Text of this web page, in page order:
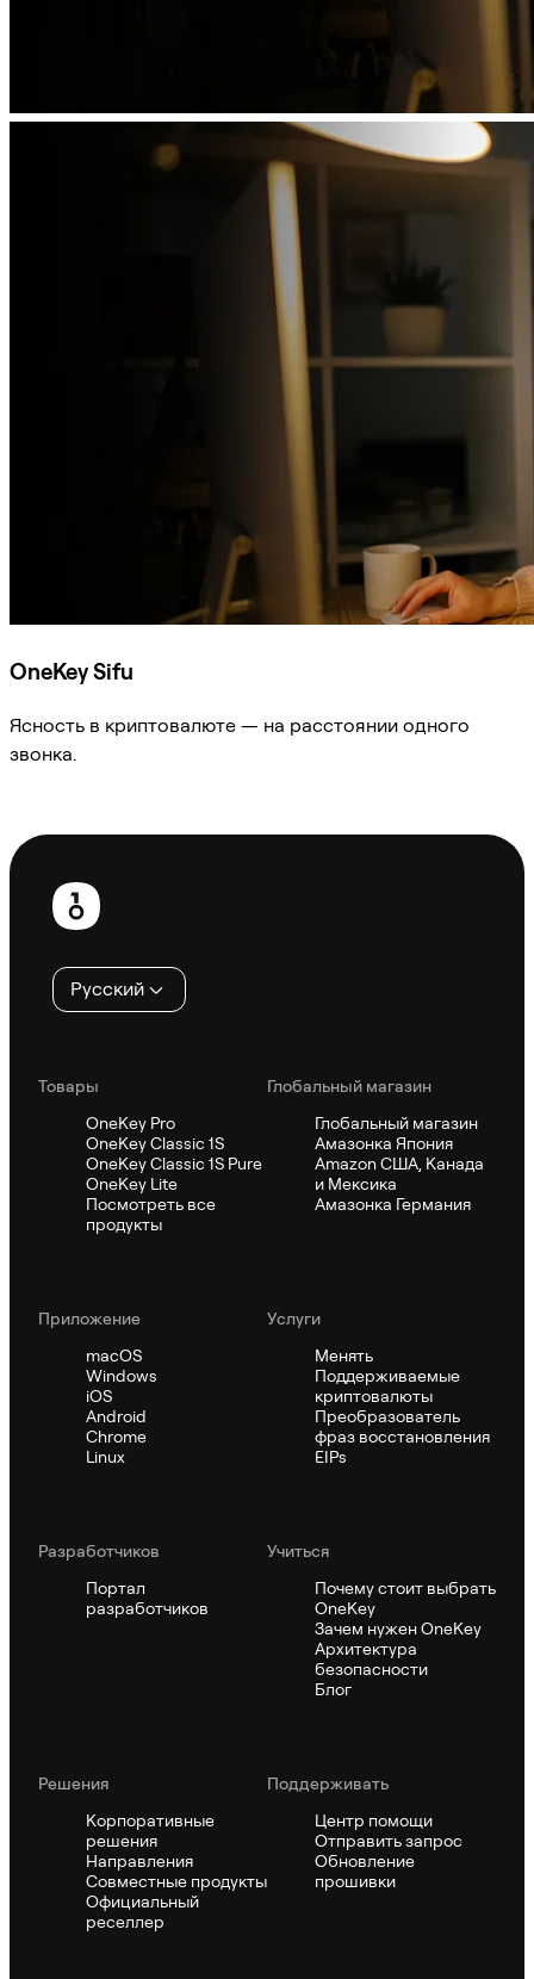
OneKey Sifu
Ясность в криптовалюте — на расстоянии одного
звонка.
Нижний
колонтитул
Русский
Товары
OneKey Pro
OneKey Classic 1S
OneKey Classic 1S Pure
OneKey Lite
Посмотреть все
продукты
Глобальный магазин
Глобальный магазин
Амазонка Япония
Amazon США, Канада
и Мексика
Амазонка Германия
Приложение
macOS
Windows
iOS
Android
Chrome
Linux
Услуги
Менять
Поддерживаемые
криптовалюты
Преобразователь
фраз восстановления
EIPs
Pазработчиков
Портал
разработчиков
Учиться
Почему стоит выбрать
OneKey
Зачем нужен OneKey
Архитектура
безопасности
Блог
Решения
Корпоративные
решения
Направления
Совместные продукты
Официальный
реселлер
Поддерживать
Центр помощи
Отправить запрос
Обновление
прошивки